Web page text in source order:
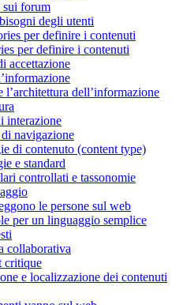
sui forum
degli utenti
per definire i contenuti
per definire i contenuti
accettazione
dell’informazione
interazione
navigazione
di contenuto (content type)
e standard
controllati e tassonomie
le persone sul web
per un linguaggio semplice
collaborativa
critique
e localizzazione dei contenuti